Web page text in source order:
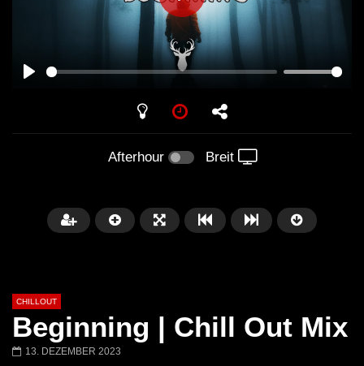
PLAY
Afterhour Breit
CHILLOUT
Beginning | Chill Out Mix
13. DEZEMBER 2023